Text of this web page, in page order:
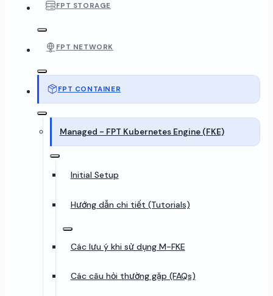
FPT STORAGE
FPT NETWORK
FPT CONTAINER
Managed - FPT Kubernetes Engine (FKE)
Initial Setup
Hướng dẫn chi tiết (Tutorials)
Các lưu ý khi sử dụng M-FKE
Các câu hỏi thường gặp (FAQs)